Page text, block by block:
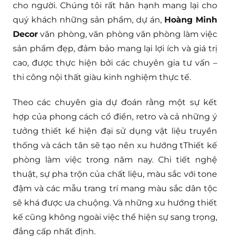
cho người. Chúng tôi rất hân hạnh mang lại cho
quý khách những sản phẩm, dự án, Hoàng Minh
Decor văn phòng, văn phòng văn phòng làm việc
sản phẩm đẹp, đảm bảo mang lại lợi ích và giá trị
cao, được thực hiện bởi các chuyên gia tư vấn –
thi công nội thất giàu kinh nghiệm thực tế.
Theo các chuyên gia dự đoán rằng một sự kết
hợp của phong cách cổ điển, retro và cả những ý
tưởng thiết kế hiện đại sử dụng vật liệu truyền
thống và cách tân sẽ tạo nên xu hướng tThiết kế
phòng làm việc trong năm nay. Chi tiết nghệ
thuật, sự pha trộn của chất liệu, màu sắc với tone
đậm và các mẫu trang trí mang màu sắc dân tộc
sẽ khá được ưa chuộng. Và những xu hướng thiết
kế cũng không ngoài việc thể hiện sự sang trọng,
đẳng cấp nhất định.